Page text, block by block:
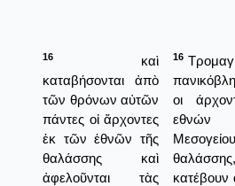
16
καὶ
καταβήσονται ἀπὸ
τῶν θρόνων αὐτῶν
πάντες οἱ ἄρχοντες
ἐκ τῶν ἐθνῶν τῆς
θαλάσσης καὶ
ἀφελοῦνται τὰς
16
οι
Μεσογείου
κατέβουν